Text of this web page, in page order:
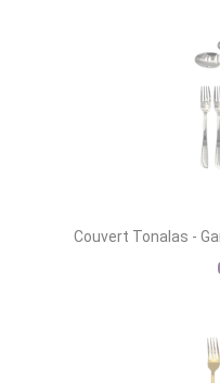
Couvert Tonalas -